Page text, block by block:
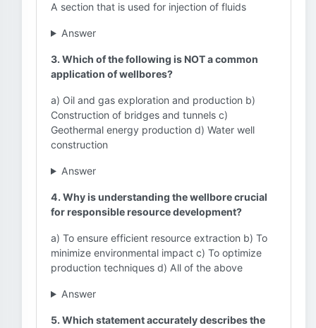
A section that is used for injection of fluids
Answer
3. Which of the following is NOT a common
application of wellbores?
a) Oil and gas exploration and production b)
Construction of bridges and tunnels c)
Geothermal energy production d) Water well
construction
Answer
4. Why is understanding the wellbore crucial
for responsible resource development?
a) To ensure efficient resource extraction b) To
minimize environmental impact c) To optimize
production techniques d) All of the above
Answer
5. Which statement accurately describes the